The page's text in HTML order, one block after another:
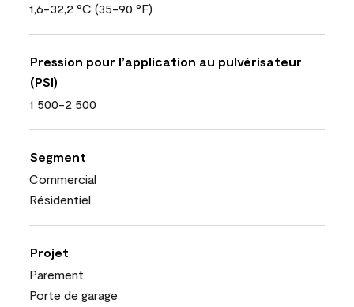
1,6-32,2 °C (35-90 °F)
Pression pour l’application au pulvérisateur
(PSI)
1 500-2 500
Segment
Commercial
Résidentiel
Projet
Parement
Porte de garage